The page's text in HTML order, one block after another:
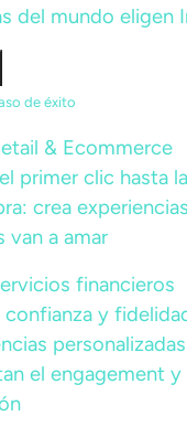
del mundo eligen
de éxito
& Ecommerce
primer clic hasta
crea
van a amar
financieros
confianza y
el engagement y